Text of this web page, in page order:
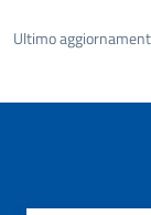
Ultimo